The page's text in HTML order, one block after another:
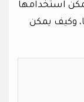
استخدامها
وكيف يمكن